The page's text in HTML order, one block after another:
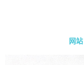
网站